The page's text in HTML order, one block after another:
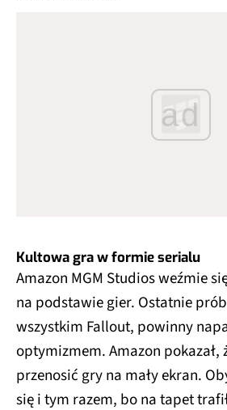
ad
Kultowa gra w formie serialu
Amazon MGM Studios weźmie
na podstawie gier. Ostatnie
wszystkim Fallout, powinny
optymizmem. Amazon pokazał,
przenosić gry na mały ekran.
się i tym razem, bo na tapet